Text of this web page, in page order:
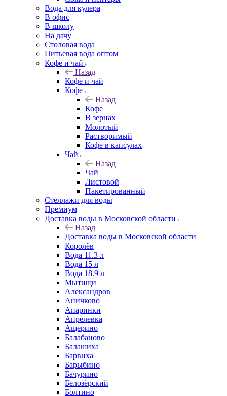
Вода для кулера
В офис
В школу
На дачу
Столовая вода
Питьевая вода оптом
Кофе и чай
Назад
Кофе и чай
Кофе
Назад
Кофе
В зернах
Молотый
Растворимый
Кофе в капсулах
Чай
Назад
Чай
Листовой
Пакетированный
Стеллажи для воды
Премиум
Доставка воды в Московской области
Назад
Доставка воды в Московской области
Королёв
Вода 11.3 л
Вода 15 л
Вода 18.9 л
Мытищи
Александров
Аничково
Апаринки
Апрелевка
Ащерино
Балабаново
Балашиха
Барвиха
Барыбино
Бачурино
Белозёрский
Болтино